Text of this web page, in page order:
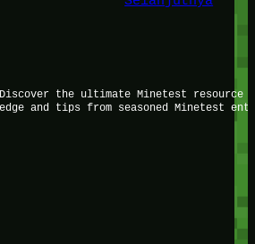
Discover the ultimate Minetest
and tips from seasoned Minetest